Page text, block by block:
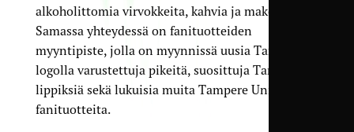
alkoholittomia virvokkeita, kahvia ja makeisia.
Samassa yhteydessä on fanituotteiden
myyntipiste, jolla on myynnissä uusia TamU-
logolla varustettuja pikeitä, suosittuja TamU-
lippiksiä sekä lukuisia muita Tampere Unitedin
fanituotteita.